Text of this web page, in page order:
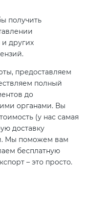
получить
других
предоставляем
полный
до
органами. Вы
(у нас самая
доставку
Мы поможем вам
бесплатную
– это просто.